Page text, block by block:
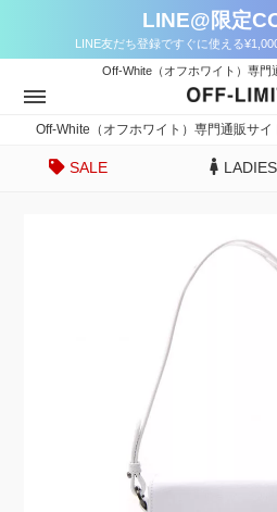
LINE@限定
LINE友だち登録ですぐに使える
Off-White（オフホワイト）専門
Off-White（オフホワイト）専門通販サイ
SALE LADIES